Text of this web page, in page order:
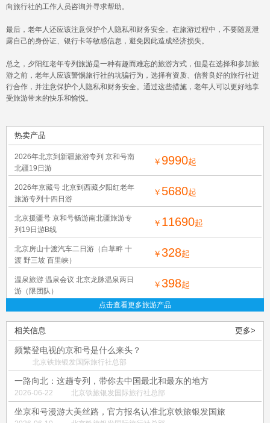
向旅行社的工作人员咨询并寻求帮助。
最后，老年人还应该注意保护个人隐私和财务安全。在旅游过程中，不要随意泄
露自己的身份证、银行卡等敏感信息，避免因此造成经济损失。
总之，夕阳红老年专列旅游是一种有趣而难忘的旅游方式，但是在选择和参加旅
游之前，老年人应该警惕旅行社的坑骗行为，选择有资质、信誉良好的旅行社进
行合作，并注意保护个人隐私和财务安全。通过这些措施，老年人可以更好地享
受旅游带来的快乐和愉悦。
热卖产品
2026年北京到新疆旅游专列 京和号南
北疆19日游
￥ 9990起
2026年京藏号 北京到西藏夕阳红老年
旅游专列十四日游
￥ 5680起
北京援疆号 京和号畅游南北疆旅游专
列19日游B线
￥ 11690起
北京房山十渡汽车二日游（白草畔 十
渡 野三坡 百里峡）
￥328起
温泉旅游 温泉会议 北京龙脉温泉两日
游（限团队）
￥398起
点击查看更多旅游产品
相关信息 更多>
频繁登电视的京和号是什么来头？
北京铁旅银发国际旅行社总部
一路向北：这趟专列，带你去中国最北和最东的地方
2026-06-22 北京铁旅银发国际旅行社总部
坐京和号漫游大美丝路，官方报名认准北京铁旅银发国旅